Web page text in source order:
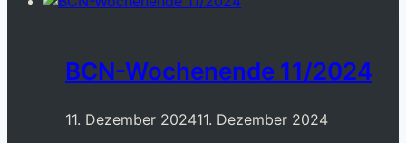
BCN-Wochenende 11/2024
11. Dezember 202411. Dezember 2024